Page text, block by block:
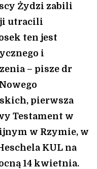
Żydzi zabili
utracili
ten jest
i
– pisze dr
pierwsza
Testament w
w Rzymie, w
KUL na
14 kwietnia.